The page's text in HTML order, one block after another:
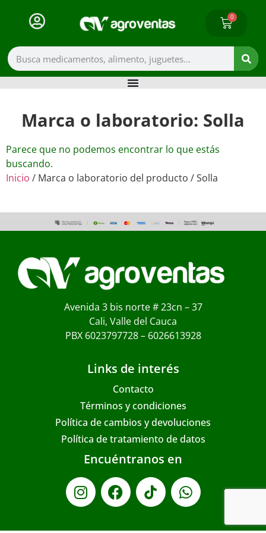
0
Marca o laboratorio: Solla
Inicio / Marca o laboratorio del producto / Solla
Parece que no podemos encontrar lo que estás
buscando.
Avenida 3 bis norte # 23cn – 37
Cali, Valle del Cauca
PBX 6023797728 – 6026613928
Links de interés
Contacto
Términos y condiciones
Política de cambios y devoluciones
Política de tratamiento de datos
Encuéntranos en